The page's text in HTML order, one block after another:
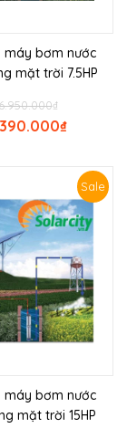
máy bơm nước
mặt trời 7.5HP
₫
₫
Sale
máy bơm nước
mặt trời 15HP